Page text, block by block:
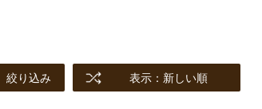
絞り込み 表示：新しい順